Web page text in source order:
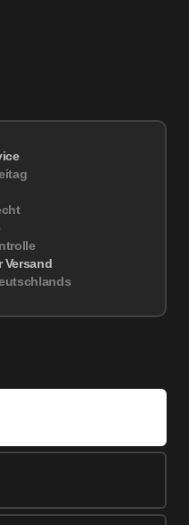
Versand